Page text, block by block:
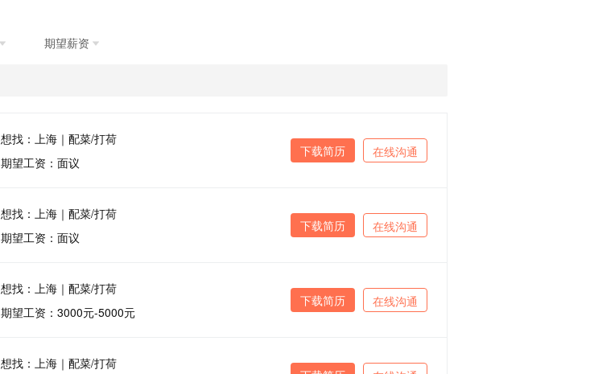
期望薪资
想找：上海｜配菜/打荷
期望工资：面议
在线沟通
下载简历
想找：上海｜配菜/打荷
期望工资：面议
在线沟通
下载简历
想找：上海｜配菜/打荷
期望工资：3000元-5000元
在线沟通
下载简历
想找：上海｜配菜/打荷